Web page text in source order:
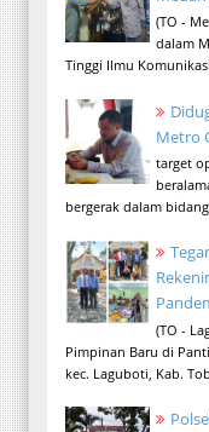
(TO -
dalam
Tinggi Ilmu
Metro
target
bergerak dalam
(TO -
Pimpinan Baru di
kec. Laguboti, Kab.